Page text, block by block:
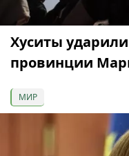
Хуситы
провинции
МИР